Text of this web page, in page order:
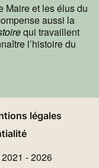
Maire et les élus du
aussi la
qui travaillent
l’histoire du
légales
- 2026